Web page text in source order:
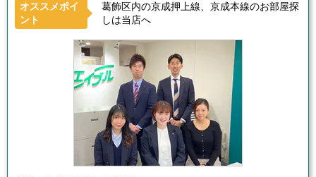
オススメポイ
ント
葛飾区内の京成押上線、京成本線のお部屋探
しは当店へ